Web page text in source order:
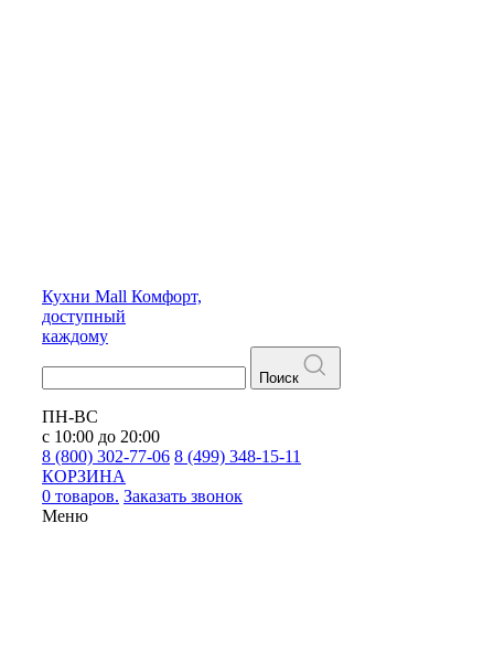
Кухни Mall Комфорт,
доступный
каждому
Поиск
ПН-ВС
с 10:00 до 20:00
8 (800) 302-77-06 8 (499) 348-15-11
КОРЗИНА
0 товаров. Заказать звонок
Меню